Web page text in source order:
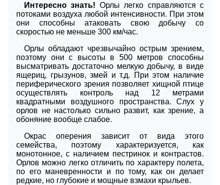
Интересно знать! Орлы легко справляются с
потоками воздуха любой интенсивности. При этом
они способны атаковать свою добычу со
скоростью не меньше 300 км/час.
Орлы обладают чрезвычайно острым зрением,
поэтому они с высоты в 500 метров способны
высматривать достаточно мелкую добычу, в виде
ящериц, грызунов, змей и т.д. При этом наличие
периферического зрения позволяет хищной птице
осуществлять контроль над 12 метрами
квадратными воздушного пространства. Слух у
орлов не настолько сильно развит, как зрение, а
обоняние вообще слабое.
Окрас оперения зависит от вида этого
семейства, поэтому характеризуется, как
монотонное, с наличием пестринок и контрастов.
Орлов можно легко отличить по характеру полета,
по его маневренности и по тому, как он делает
редкие, но глубокие и мощные взмахи крыльев.